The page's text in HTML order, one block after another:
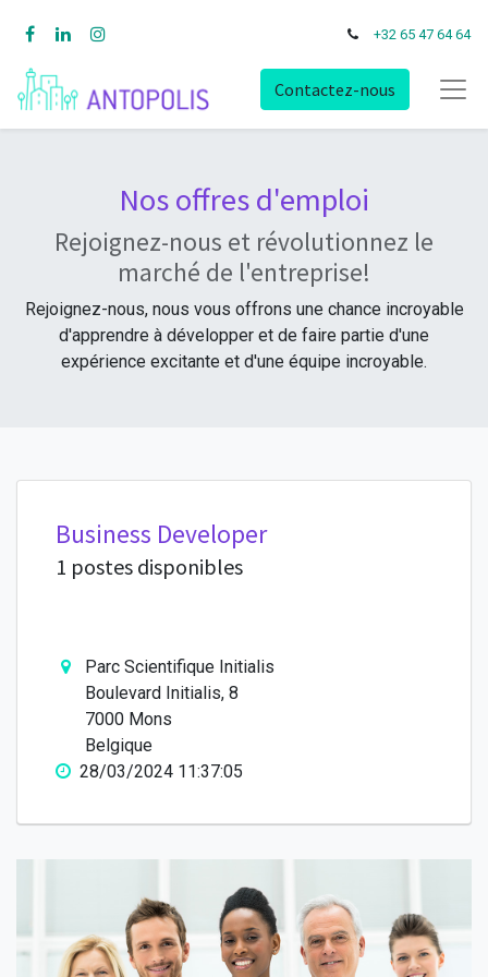
+32 65 47 64 64
Contactez-nous
Nos offres d'emploi
Rejoignez-nous et révolutionnez le
marché de l'entreprise!
Rejoignez-nous, nous vous offrons une chance incroyable
d'apprendre à développer et de faire partie d'une
expérience excitante et d'une équipe incroyable.
Business Developer
1 postes disponibles
Parc Scientifique Initialis
Boulevard Initialis, 8
7000 Mons
Belgique
28/03/2024 11:37:05